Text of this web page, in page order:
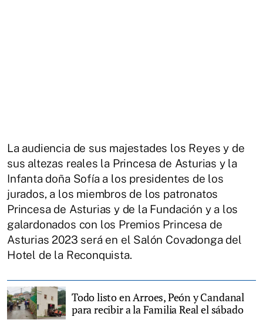
La audiencia de sus majestades los Reyes y de
sus altezas reales la Princesa de Asturias y la
Infanta doña Sofía a los presidentes de los
jurados, a los miembros de los patronatos
Princesa de Asturias y de la Fundación y a los
galardonados con los Premios Princesa de
Asturias 2023 será en el Salón Covadonga del
Hotel de la Reconquista.
Todo listo en Arroes, Peón y Candanal
para recibir a la Familia Real el sábado